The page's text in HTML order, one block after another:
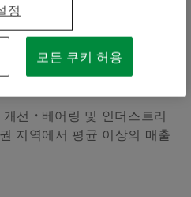
조로운 출발...1분기
선 • 베어링 및 인더스트리
지역에서 평균 이상의 매출
정
모든 쿠키 허용